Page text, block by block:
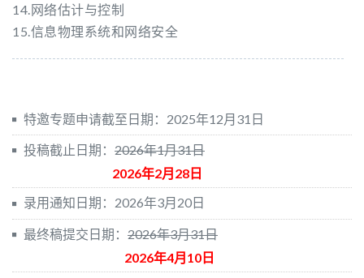
14.网络估计与控制
15.信息物理系统和网络安全
特邀专题申请截至日期：2025年12月31日
投稿截止日期： 2026年1月31日
2026年2月28日
录用通知日期：2026年3月20日
最终稿提交日期： 2026年3月31日
2026年4月10日